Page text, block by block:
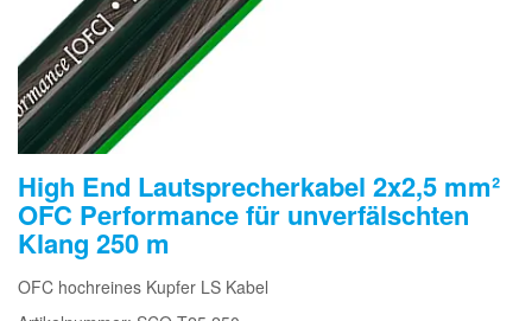
High End Lautsprecherkabel 2x2,5 mm²
OFC Performance für unverfälschten
Klang 250 m
OFC hochreines Kupfer LS Kabel